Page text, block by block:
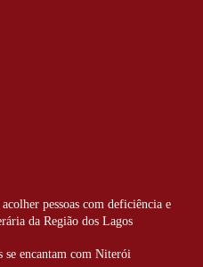
pessoas com deficiência e
da Região dos Lagos
se encantam com Niterói